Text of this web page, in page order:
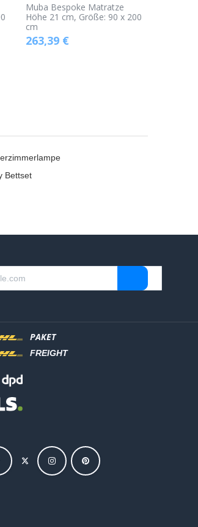
Muba Bespoke Matratze
Höhe 21 cm, Größe: 90 x 200
cm
263,39 €
Bettset
PAKET
FREIGHT